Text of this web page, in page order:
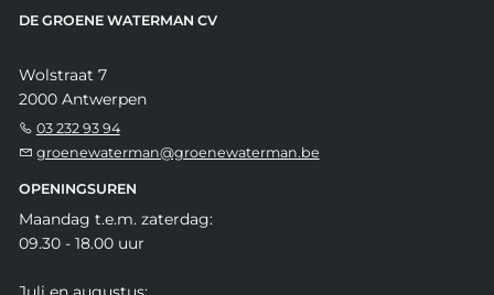
DE GROENE WATERMAN CV
Wolstraat 7
2000 Antwerpen
03 232 93 94
groenewaterman@groenewaterman.be
OPENINGSUREN
Maandag t.e.m. zaterdag:
09.30 - 18.00 uur